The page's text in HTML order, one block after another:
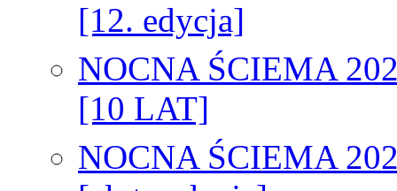
[12. edycja]
NOCNA ŚCIEMA
[10 LAT]
NOCNA ŚCIEMA